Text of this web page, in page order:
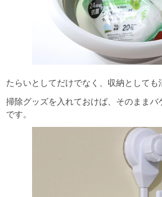
たらいとしてだけでなく、収納としても
掃除グッズを入れておけば、そのままバ
です。